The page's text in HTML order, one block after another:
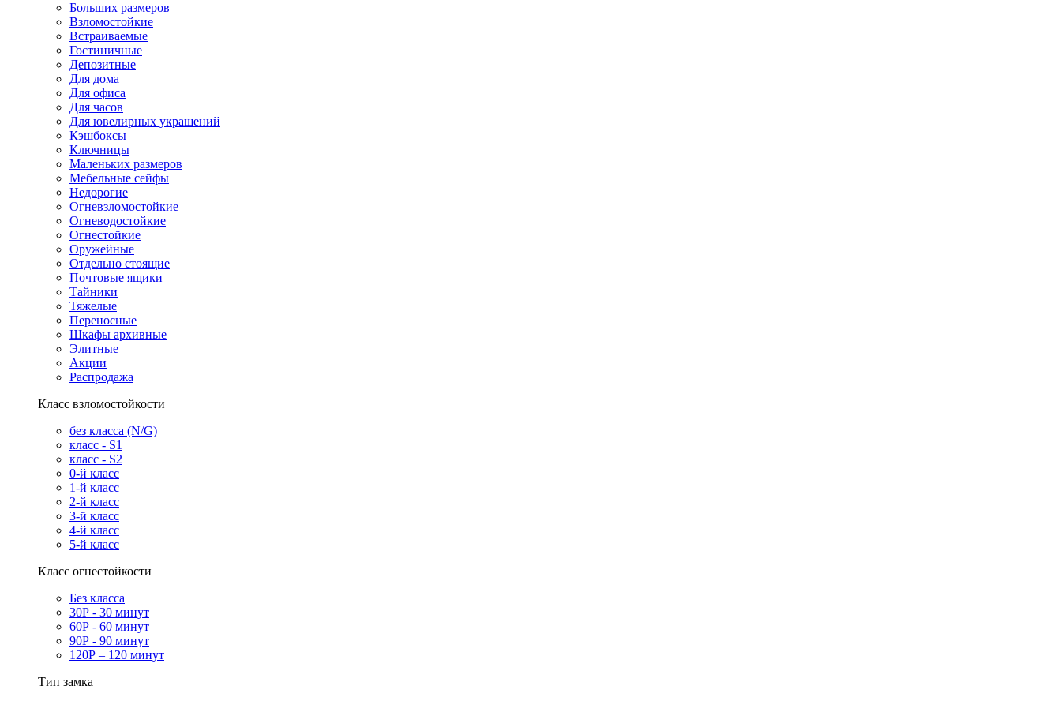
Больших размеров
Взломостойкие
Встраиваемые
Гостиничные
Депозитные
Для дома
Для офиса
Для часов
Для ювелирных украшений
Кэшбоксы
Ключницы
Маленьких размеров
Мебельные сейфы
Недорогие
Огневзломостойкие
Огневодостойкие
Огнестойкие
Оружейные
Отдельно стоящие
Почтовые ящики
Тайники
Тяжелые
Переносные
Шкафы архивные
Элитные
Акции
Распродажа
Класс взломостойкости
без класса (N/G)
класс - S1
класс - S2
0-й класс
1-й класс
2-й класс
3-й класс
4-й класс
5-й класс
Класс огнестойкости
Без класса
30Р - 30 минут
60Р - 60 минут
90Р - 90 минут
120Р – 120 минут
Тип замка